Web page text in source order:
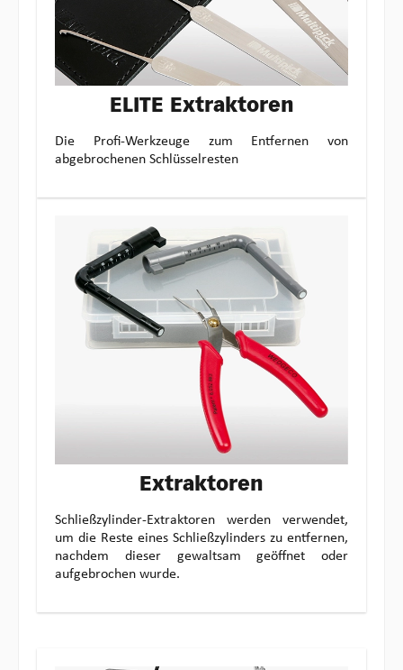
ELITE Extraktoren
Die Profi-Werkzeuge zum Entfernen von
abgebrochenen Schlüsselresten
Extraktoren
Schließzylinder-Extraktoren werden verwendet,
um die Reste eines Schließzylinders zu entfernen,
nachdem dieser gewaltsam geöffnet oder
aufgebrochen wurde.